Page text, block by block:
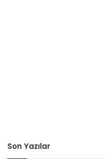
Son Yazılar